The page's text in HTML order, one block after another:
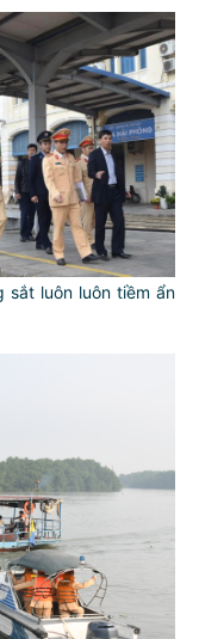
sắt luôn luôn tiềm ẩn